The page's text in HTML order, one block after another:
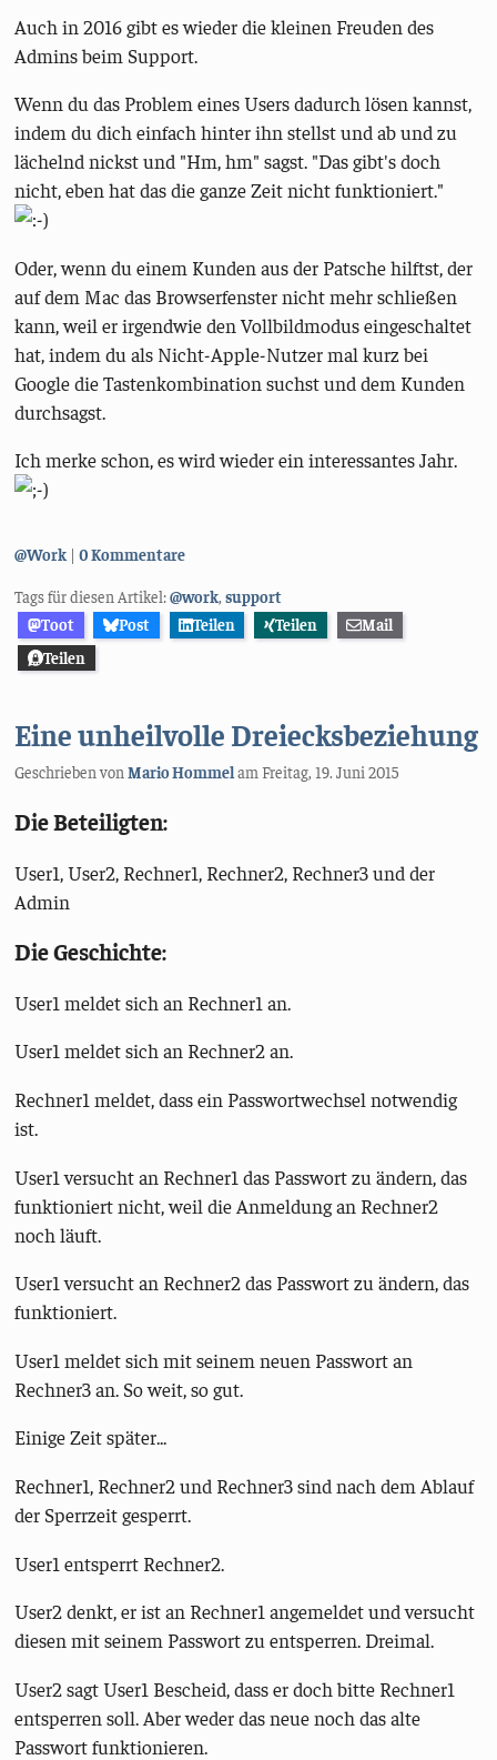
Auch in 2016 gibt es wieder die kleinen Freuden des
Admins beim Support.
Wenn du das Problem eines Users dadurch lösen kannst,
indem du dich einfach hinter ihn stellst und ab und zu
lächelnd nickst und "Hm, hm" sagst. "Das gibt's doch
nicht, eben hat das die ganze Zeit nicht funktioniert."
Oder, wenn du einem Kunden aus der Patsche hilftst, der
auf dem Mac das Browserfenster nicht mehr schließen
kann, weil er irgendwie den Vollbildmodus eingeschaltet
hat, indem du als Nicht-Apple-Nutzer mal kurz bei
Google die Tastenkombination suchst und dem Kunden
durchsagst.
Ich merke schon, es wird wieder ein interessantes Jahr.
Kategorien:
@Work 0 Kommentare
Tags für diesen Artikel:@work,support
Toot
Post Teilen Teilen
Mail
Teilen
Eine unheilvolle Dreiecksbeziehung
Geschrieben vonMario HommelamFreitag, 19. Juni 2015
Die Beteiligten:
User1, User2, Rechner1, Rechner2, Rechner3 und der
Admin
Die Geschichte:
User1 meldet sich an Rechner1 an.
User1 meldet sich an Rechner2 an.
Rechner1 meldet, dass ein Passwortwechsel notwendig
ist.
User1 versucht an Rechner1 das Passwort zu ändern, das
funktioniert nicht, weil die Anmeldung an Rechner2
noch läuft.
User1 versucht an Rechner2 das Passwort zu ändern, das
funktioniert.
User1 meldet sich mit seinem neuen Passwort an
Rechner3 an. So weit, so gut.
Einige Zeit später...
Rechner1, Rechner2 und Rechner3 sind nach dem Ablauf
der Sperrzeit gesperrt.
User1 entsperrt Rechner2.
User2 denkt, er ist an Rechner1 angemeldet und versucht
diesen mit seinem Passwort zu entsperren. Dreimal.
User2 sagt User1 Bescheid, dass er doch bitte Rechner1
entsperren soll. Aber weder das neue noch das alte
Passwort funktionieren.